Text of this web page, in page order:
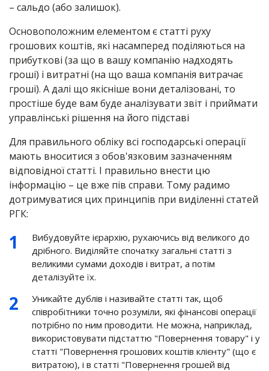
– сальдо (або залишок).
Основоположним елементом є статті руху
грошових коштів, які насамперед поділяються на
прибуткові (за що в вашу компанію надходять
гроші) і витратні (на що ваша компанія витрачає
гроші). А далі що якісніше вони деталізовані, то
простіше буде вам буде аналізувати звіт і приймати
управлінські рішення на його підставі
Для правильного обліку всі господарські операції
мають вноситися з обов'язковим зазначенням
відповідної статті. І правильно внести цю
інформацію – це вже пів справи. Тому радимо
дотримуватися цих принципів при виділенні статей
РГК:
Вибудовуйте ієрархію, рухаючись від великого до
дрібного. Виділяйте спочатку загальні статті з
великими сумами доходів і витрат, а потім
деталізуйте їх.
Уникайте дублів і називайте статті так, щоб
співробітники точно розуміли, які фінансові операції
потрібно по ним проводити. Не можна, наприклад,
використовувати підстаттю "Повернення товару" і у
статті "Повернення грошових коштів клієнту" (що є
витратою), і в статті "Повернення грошей від